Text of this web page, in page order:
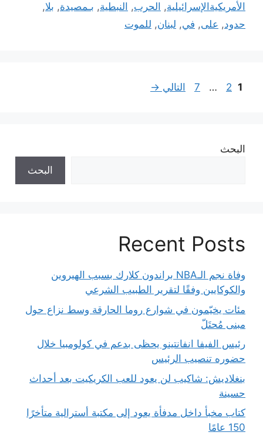
الأمريكيةالإسرائيلية, الحرب, النبطية, بـمصيدة, بلا,
حدود, على, في, لبنان, للموت
Page
1
Page
2
…
Page
7 التالي →
البحث
البحث
Recent Posts
وفاة نجم الـNBA براندون كلارك بسبب الهيروين
والكوكايين وفقًا لتقرير الطبيب الشرعي
مئات يخيّمون في شوارع روما الحارقة وسط نزاع حول
مبنى مُحتَلّ
رئيس الفيفا انفانتينو يحظى بدعم في كولومبيا خلال
حضوره تنصيب الرئيس
بنغلاديش: شاكيب لن يعود للعب الكريكيت بعد أحداث
حسينة
كتاب مخبأ داخل مدفأة يعود إلى مكتبة أسترالية متأخرًا
150 عامًا